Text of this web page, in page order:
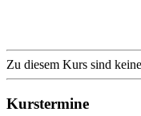
Zu diesem Kurs sind
Kurstermine